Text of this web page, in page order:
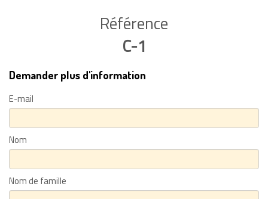
Référence
C-1
Demander plus d'information
E-mail
Nom
Nom de famille